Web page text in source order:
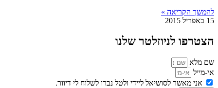
להמשך הקריאה »
15 באפריל 2015
הצטרפו לניוזלטר שלנו
שם מלא
אי-מייל
אני מאשר לסושיאל ליידי ולטל נברו לשלוח לי דיוור.